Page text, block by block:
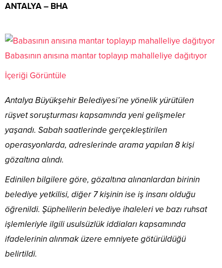
ANTALYA – BHA
Babasının anısına mantar toplayıp mahalleliye dağıtıyor
İçeriği Görüntüle
Antalya Büyükşehir Belediyesi’ne yönelik yürütülen
rüşvet soruşturmasıkapsamında yeni gelişmeler
yaşandı. Sabah saatlerinde gerçekleştirilen
operasyonlarda, adreslerinde arama yapılan 8 kişi
gözaltına alındı.
Edinilen bilgilere göre, gözaltına alınanlardan birinin
belediye yetkilisi, diğer 7 kişinin ise iş insanı olduğu
öğrenildi. Şüphelilerin belediye ihaleleri ve bazı ruhsat
işlemleriyle ilgili usulsüzlük iddiaları kapsamında
ifadelerinin alınmak üzere emniyete götürüldüğü
belirtildi.